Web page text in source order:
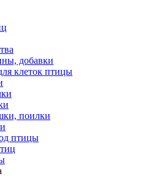
добавки
клеток птицы
поилки
птицы